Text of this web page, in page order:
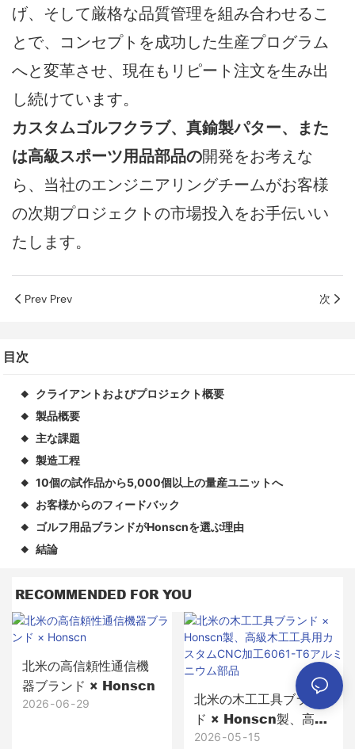
げ、そして厳格な品質管理を組み合わせるこ
とで、コンセプトを成功した生産プログラム
へと変革させ、現在もリピート注文を生み出
し続けています。
カスタムゴルフクラブ、真鍮製パター、また
は高級スポーツ用品部品の開発をお考えな
ら、当社のエンジニアリングチームがお客様
の次期プロジェクトの市場投入をお手伝いい
たします。
Prev Prev 次
目次
◆ クライアントおよびプロジェクト概要
◆ 製品概要
◆ 主な課題
◆ 製造工程
◆ 10個の試作品から5,000個以上の量産ユニットへ
◆ お客様からのフィードバック
◆ ゴルフ用品ブランドがHonscnを選ぶ理由
◆ 結論
RECOMMENDED FOR YOU
北米の高信頼性通信機
器ブランド × Honscn
2026 06 29
北米の木工工具ブラン
ド × Honscn製、高級
木工工具用カスタム
2026 05 15